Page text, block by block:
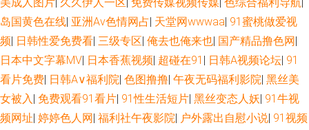
岛国黄色在线| 亚洲Av色情网占| 天堂网wwwaa| 91蜜桃做爱视
频| 日韩性爱免费看| 三级专区| 俺去也俺来也| 国产精品撸色网|
日本中文字幕MV| 日本香蕉视频| 超碰在91 | 日韩A视频论坛| 91
看片免费| 日韩A∨福利院| 色图撸撸| 午夜无码福利影院| 黑丝美
女被入| 免费观看91看片| 91性生活短片| 黑丝变态人妖| 91牛视
频网址| 婷婷色人网| 福利社午夜影院| 户外露出自慰小说| 91视频